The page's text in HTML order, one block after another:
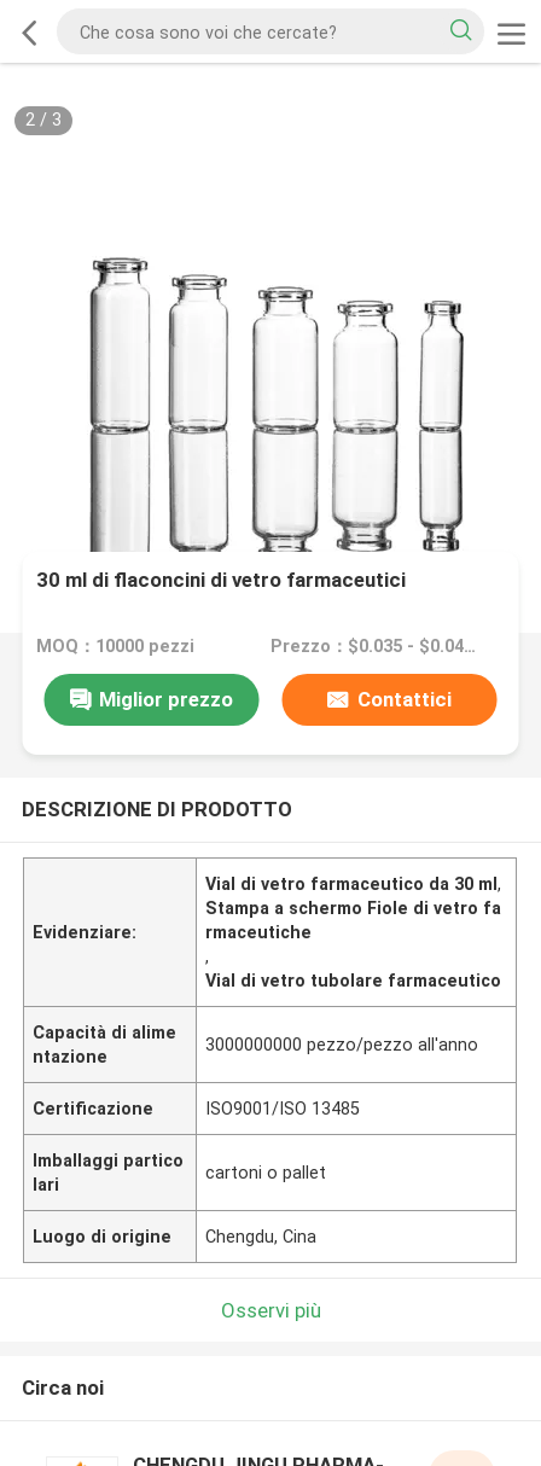
2/ 3
30 ml di flaconcini di vetro farmaceutici
MOQ：10000 pezzi Prezzo：$0.035 - $0.04/pieces
Miglior prezzo Contattici
DESCRIZIONE DI PRODOTTO
Evidenziare:
Vial di vetro farmaceutico da 30 ml,
Stampa a schermo Fiole di vetro fa
rmaceutiche
,
Vial di vetro tubolare farmaceutico
Capacità di alime
ntazione
3000000000 pezzo/pezzo all'anno
Certificazione ISO9001/ISO 13485
Imballaggi partico
lari
cartoni o pallet
Luogo di origine Chengdu, Cina
Osservi più
Circa noi